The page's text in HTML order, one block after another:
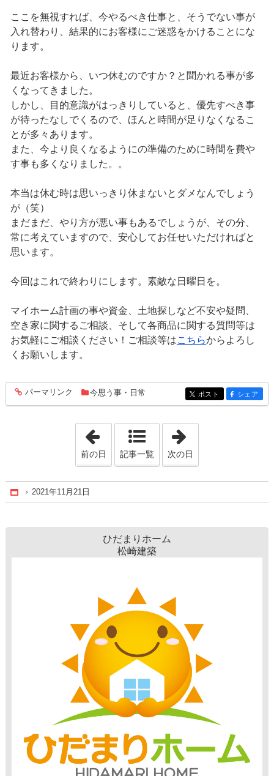
ここを無視すれば、今やるべき仕事と、そうでない事が
入れ替わり、結果的にお客様にご迷惑をかけることにな
ります。
最近お客様から、いつ休むのですか？と聞かれる事が多
くなってきました。
しかし、目的意識がはっきりしていると、優先すべき事
が待ったなしでくるので、ほんと時間が足りなくなるこ
とが多々あります。
また、今より良くなるようにの準備のために時間を費や
す事も多くなりました。。
本当は休む時は思いっきり休まないとダメなんでしょう
が（笑）
まだまだ、やり方が悪い事もあるでしょうが、その分、
常に考えていますので、安心してお任せいただければと
思います。
今回はこれで終わりにします。素敵な日曜日を。
マイホーム計画の事や資金、土地探しなど不安や疑問、
空き家に関するご相談、そして各商品に関する質問等は
お気軽にご相談ください！ご相談等はこちらからよろし
くお願いします。
entry989
パーマリンク 今思う事・日常 entry989
ポスト entry989
シェア
「2021年11月20日」
前の日 記事一覧 次の日
Home
2021年11月21日
ひだまりホーム
松崎建築